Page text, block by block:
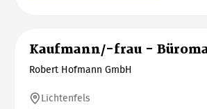
Kaufmann/-frau -
Robert Hofmann GmbH
Lichtenfels